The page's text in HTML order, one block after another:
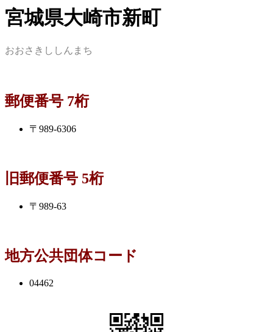
宮城県大崎市新町
おおさきししんまち
郵便番号 7桁
〒989-6306
旧郵便番号 5桁
〒989-63
地方公共団体コード
04462